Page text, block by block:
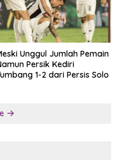
Unggul Jumlah Pemain
Persik Kediri
1-2 dari Persis Solo